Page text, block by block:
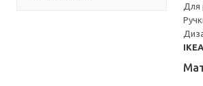
Для